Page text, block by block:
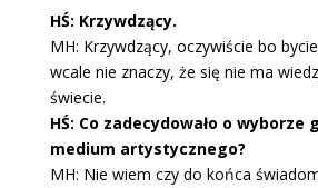
HŚ: Krzywdzący.
MH: Krzywdzący, oczywiście bo
wcale nie znaczy, że się nie ma
świecie.
HŚ: Co zadecydowało o wyborze
medium artystycznego?
MH: Nie wiem czy do końca